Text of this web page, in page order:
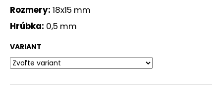
Rozmery: 18x15 mm
Hrúbka: 0,5 mm
VARIANT
HĽADAŤ
O
d
o